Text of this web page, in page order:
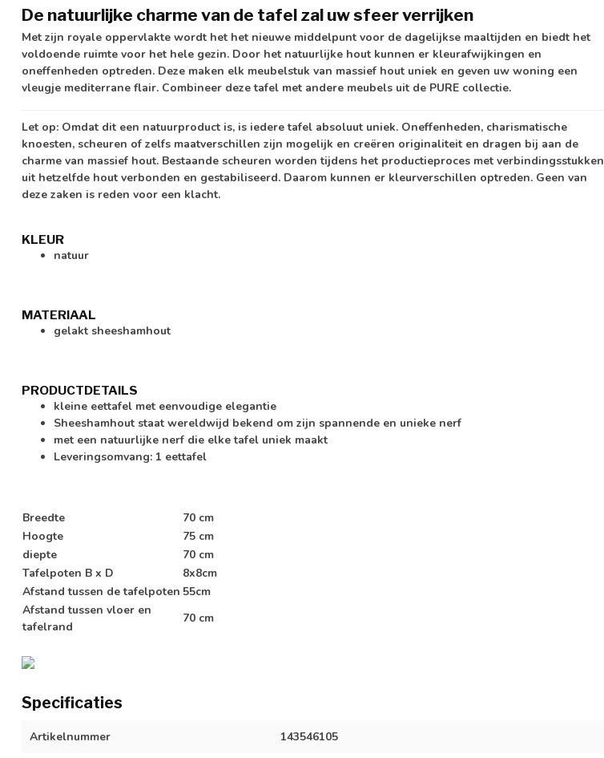
De natuurlijke charme van de tafel zal uw sfeer verrijken
Met zijn royale oppervlakte wordt het het nieuwe middelpunt voor de dagelijkse maaltijden en biedt het
voldoende ruimte voor het hele gezin. Door het natuurlijke hout kunnen er kleurafwijkingen en
oneffenheden optreden. Deze maken elk meubelstuk van massief hout uniek en geven uw woning een
vleugje mediterrane flair. Combineer deze tafel met andere meubels uit de PURE collectie.
Let op: Omdat dit een natuurproduct is, is iedere tafel absoluut uniek. Oneffenheden, charismatische
knoesten, scheuren of zelfs maatverschillen zijn mogelijk en creëren originaliteit en dragen bij aan de
charme van massief hout. Bestaande scheuren worden tijdens het productieproces met verbindingsstukken
uit hetzelfde hout verbonden en gestabiliseerd. Daarom kunnen er kleurverschillen optreden. Geen van
deze zaken is reden voor een klacht.
KLEUR
natuur
MATERIAAL
gelakt sheeshamhout
PRODUCTDETAILS
kleine eettafel met eenvoudige elegantie
Sheeshamhout staat wereldwijd bekend om zijn spannende en unieke nerf
met een natuurlijke nerf die elke tafel uniek maakt
Leveringsomvang: 1 eettafel
Breedte
70 cm
Hoogte
75 cm
diepte
70 cm
Tafelpoten B x D
8x8cm
Afstand tussen de tafelpoten 55cm
Afstand tussen vloer en
tafelrand
70 cm
Specificaties
Artikelnummer 143546105